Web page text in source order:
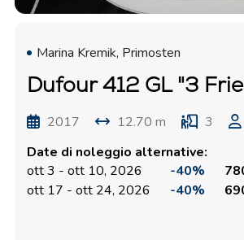
Marina Kremik, Primosten
Dufour 412 GL "3
2017 12.70 m 3
Date di noleggio alternative:
ott 3 - ott 10, 2026
-40%
ott 17 - ott 24, 2026
-40%